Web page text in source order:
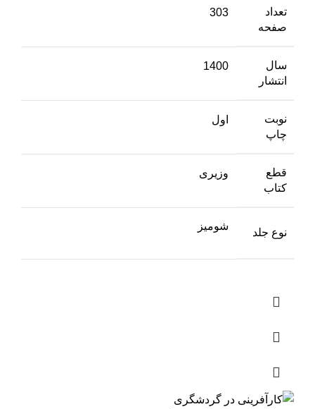
تعداد
صفحه
303
سال
انتشار
1400
نوبت
چاپ
اول
قطع
کتاب
وزیری
نوع جلد
شومیز